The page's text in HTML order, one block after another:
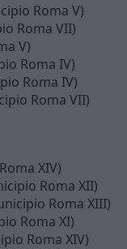
Roma V)
Roma VII)
V)
Roma IV)
Roma IV)
Roma VII)
XIV)
Roma XII)
Roma XIII)
Roma XI)
Roma XIV)